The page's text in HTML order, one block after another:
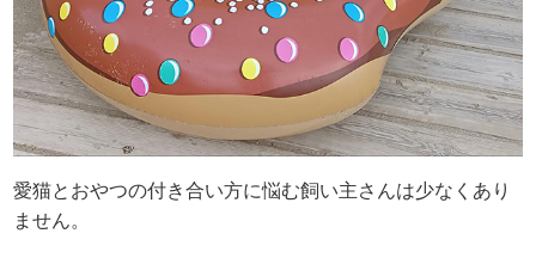
愛猫とおやつの付き合い方に悩む飼い主さんは少なくあり
ません。